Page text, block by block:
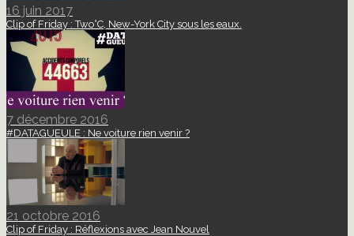
16 juin 2017
Clip of Friday : Two°C, New-York City sous les eaux.
7 décembre 2016
#DATAGUEULE : Ne voiture rien venir ?
21 octobre 2016
Clip of Friday : Réflexions avec Jean Nouvel